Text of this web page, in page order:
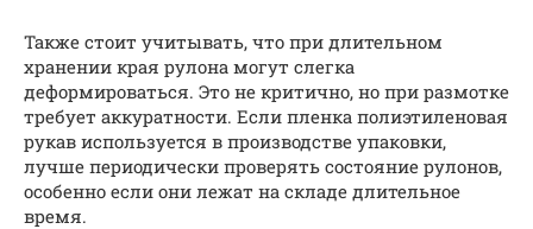
Также стоит учитывать, что при длительном
хранении края рулона могут слегка
деформироваться. Это не критично, но при размотке
требует аккуратности. Если пленка полиэтиленовая
рукав используется в производстве упаковки,
лучше периодически проверять состояние рулонов,
особенно если они лежат на складе длительное
время.